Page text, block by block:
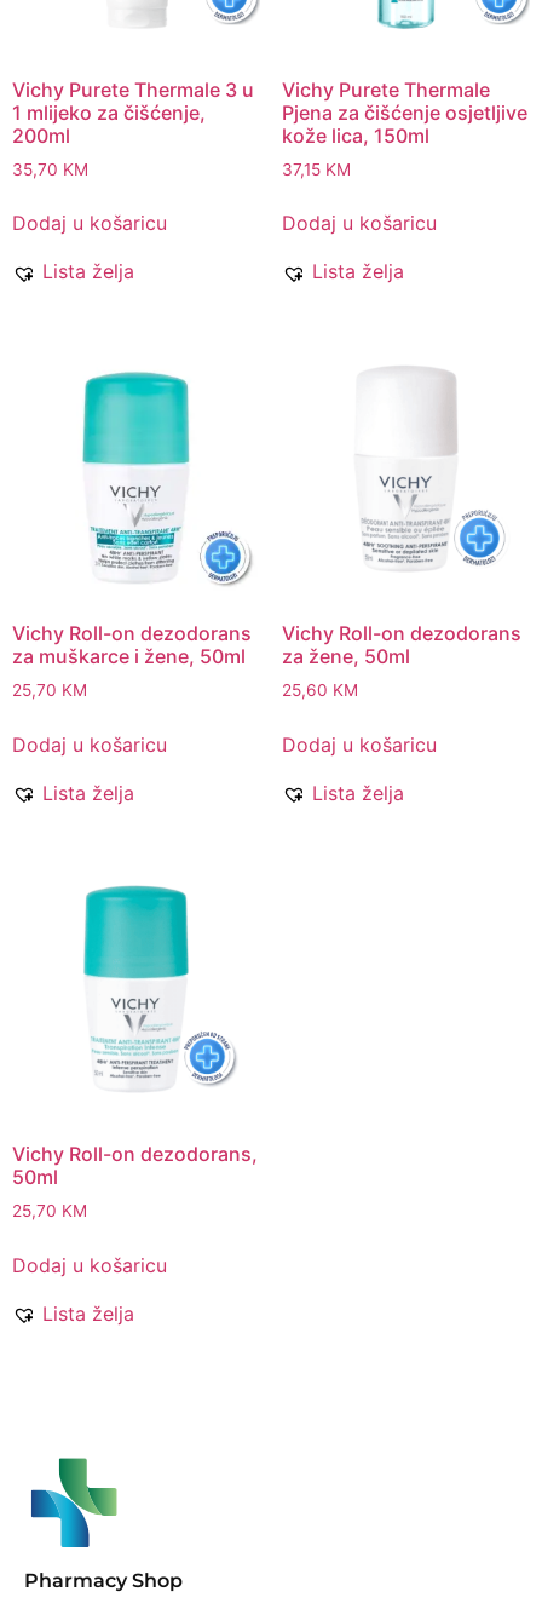
Vichy Purete Thermale 3 u
1 mlijeko za čišćenje,
200ml
35,70 KM
Dodaj u košaricu
Lista želja
Vichy Purete Thermale
Pjena za čišćenje osjetljive
kože lica, 150ml
37,15 KM
Dodaj u košaricu
Lista želja
Vichy Roll-on dezodorans
za muškarce i žene, 50ml
25,70 KM
Dodaj u košaricu
Lista želja
Vichy Roll-on dezodorans
za žene, 50ml
25,60 KM
Dodaj u košaricu
Lista želja
Vichy Roll-on dezodorans,
50ml
25,70 KM
Dodaj u košaricu
Lista želja
Pharmacy Shop